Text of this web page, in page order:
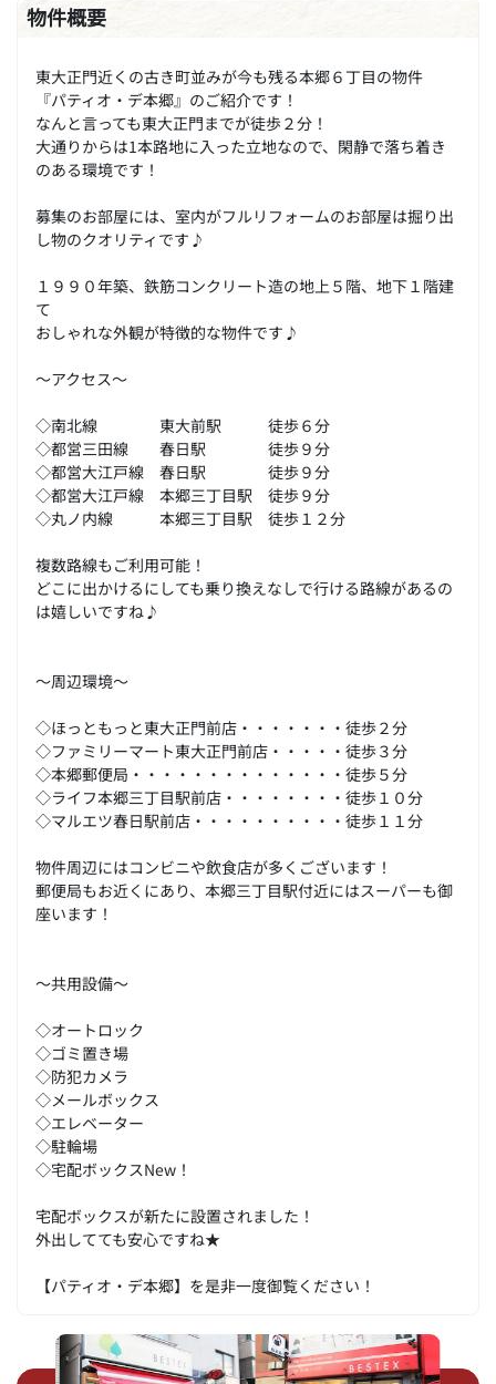
物件概要
東大正門近くの古き町並みが今も残る本郷６丁目の物件
『パティオ・デ本郷』のご紹介です！
なんと言っても東大正門までが徒歩２分！
大通りからは1本路地に入った立地なので、閑静で落ち着き
のある環境です！
募集のお部屋には、室内がフルリフォームのお部屋は掘り出
し物のクオリティです♪
１９９０年築、鉄筋コンクリート造の地上５階、地下１階建
て
おしゃれな外観が特徴的な物件です♪
～アクセス～
◇南北線 東大前駅 徒歩６分
◇都営三田線 春日駅 徒歩９分
◇都営大江戸線 春日駅 徒歩９分
◇都営大江戸線 本郷三丁目駅 徒歩９分
◇丸ノ内線 本郷三丁目駅 徒歩１２分
複数路線もご利用可能！
どこに出かけるにしても乗り換えなしで行ける路線があるの
は嬉しいですね♪
～周辺環境～
◇ほっともっと東大正門前店・・・・・・・徒歩２分
◇ファミリーマート東大正門前店・・・・・徒歩３分
◇本郷郵便局・・・・・・・・・・・・・・徒歩５分
◇ライフ本郷三丁目駅前店・・・・・・・・徒歩１０分
◇マルエツ春日駅前店・・・・・・・・・・徒歩１１分
物件周辺にはコンビニや飲食店が多くございます！
郵便局もお近くにあり、本郷三丁目駅付近にはスーパーも御
座います！
～共用設備～
◇オートロック
◇ゴミ置き場
◇防犯カメラ
◇メールボックス
◇エレベーター
◇駐輪場
◇宅配ボックスNew！
宅配ボックスが新たに設置されました！
外出してても安心ですね★
【パティオ・デ本郷】を是非一度御覧ください！